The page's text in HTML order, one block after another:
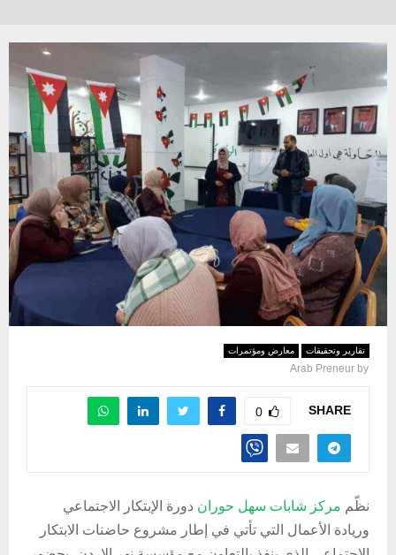
تقارير وتحقيقات معارض ومؤتمرات
by
Arab Preneur
SHARE
0
نظّم مركز شابات سهل حوران دورة الإبتكار الاجتماعي
وريادة الأعمال التي تأتي في إطار مشروع حاضنات الابتكار